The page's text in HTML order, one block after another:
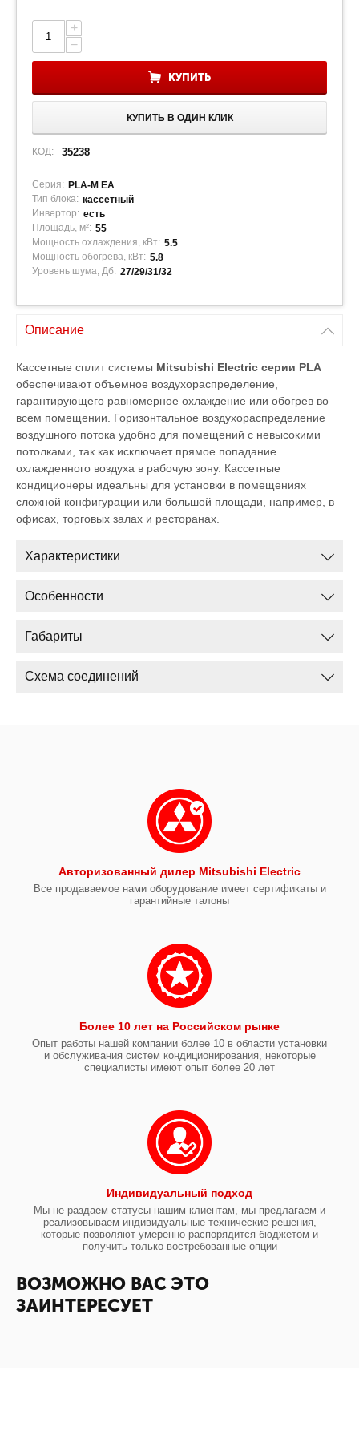
+
−
КУПИТЬ
КУПИТЬ В ОДИН КЛИК
КОД: 35238
Серия: PLA-M EA
Тип блока: кассетный
Инвертор: есть
Площадь, м²: 55
Мощность охлаждения, кВт: 5.5
Мощность обогрева, кВт: 5.8
Уровень шума, Дб: 27/29/31/32
Описание
Кассетные сплит системы Mitsubishi Electric серии PLA
обеспечивают объемное воздухораспределение,
гарантирующего равномерное охлаждение или обогрев во
всем помещении. Горизонтальное воздухораспределение
воздушного потока удобно для помещений с невысокими
потолками, так как исключает прямое попадание
охлажденного воздуха в рабочую зону. Кассетные
кондиционеры идеальны для установки в помещениях
сложной конфигурации или большой площади, например, в
офисах, торговых залах и ресторанах.
Характеристики
Особенности
Габариты
Схема соединений
Авторизованный дилер Mitsubishi Electric
Все продаваемое нами оборудование имеет сертификаты и
гарантийные талоны
Более 10 лет на Российском рынке
Опыт работы нашей компании более 10 в области установки
и обслуживания систем кондиционирования, некоторые
специалисты имеют опыт более 20 лет
Индивидуальный подход
Мы не раздаем статусы нашим клиентам, мы предлагаем и
реализовываем индивидуальные технические решения,
которые позволяют умеренно распорядится бюджетом и
получить только востребованные опции
ВОЗМОЖНО ВАС ЭТО
ЗАИНТЕРЕСУЕТ